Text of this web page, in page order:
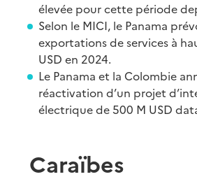
élevée pour cette période
Selon le MICI, le Panama
exportations de services à
USD en 2024.
Le Panama et la Colombie
réactivation d’un projet
électrique de 500 M USD
Caraïbes